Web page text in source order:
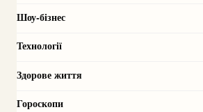
Шоу-бізнес
Технології
Здорове життя
Гороскопи